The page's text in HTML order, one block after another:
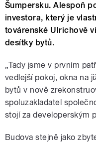
Šumpersku. Alespoň
investora, který je
továrenské Ulrichově
desítky bytů.
„Tady jsme v prvním
vedlejší pokoj, okna na
bytů v nově
spoluzakladatel
stojí za developerským
Budova stejně jako